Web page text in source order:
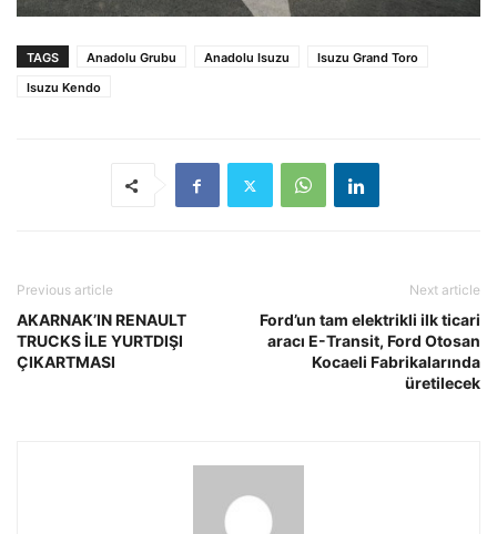
TAGS Anadolu Grubu Anadolu Isuzu
Isuzu Grand Toro
Isuzu Kendo
Previous article
AKARNAK’IN RENAULT
TRUCKS İLE YURTDIŞI
ÇIKARTMASI
Next article
Ford’un tam elektrikli ilk ticari
aracı E-Transit, Ford Otosan
Kocaeli Fabrikalarında
üretilecek